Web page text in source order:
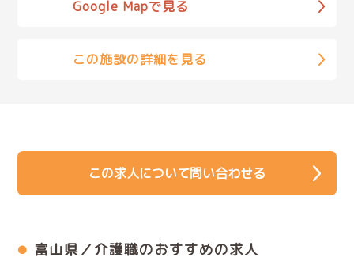
Google Mapで見る
この施設の詳細を見る
この求人について問い合わせる
富山県／介護職のおすすめの求人